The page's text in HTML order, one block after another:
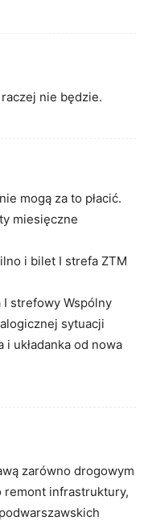
nie będzie.
mogą za to płacić.
miesięczne
i bilet I strefa ZTM
I strefowy Wspólny
sytuacji
i układanka od nowa
zarówno drogowym
remont infrastruktury,